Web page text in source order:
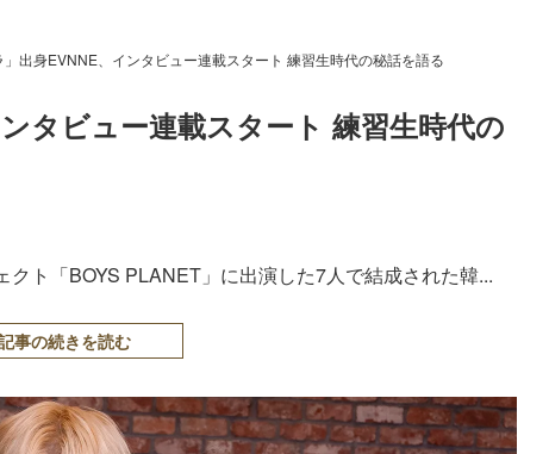
」出身EVNNE、インタビュー連載スタート 練習生時代の秘話を語る
タビュー連載スタート 練習生時代の
ト「BOYS PLANET」に出演した7人で結成された韓...
事の続きを読む